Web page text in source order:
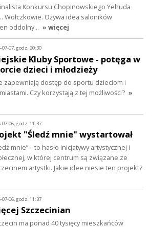
Konkursu Chopinowskiego Yehuda
Ożywa idea saloników
oddolny… » więcej
07-07, godz. 20:30
Kluby Sportowe - potęga w
dzieci i młodzieży
zapewniają dostęp do sportu dzieciom i
Czy korzystają z tej możliwości? »
07-06, godz. 11:37
"Śledź mnie" wystartował
mnie” – to hasło inicjatywy artystycznej i
w której centrum są związane ze
artystki. Jakie idee niesie ten projekt?
07-06, godz. 11:37
Szczecinian
ma ponad 40 tysięcy mieszkańców